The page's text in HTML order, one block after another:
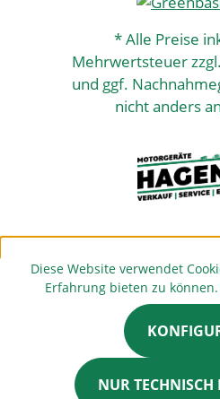
* Alle Preise
Mehrwertsteuer zzgl.
und ggf.
nicht anders
Diese Website verwendet
Erfahrung bieten zu können.
NUR